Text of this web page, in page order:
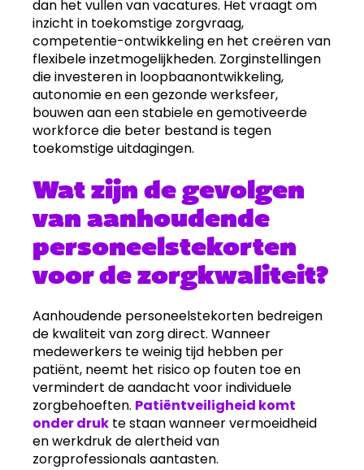
dan het vullen van vacatures. Het vraagt om
inzicht in toekomstige zorgvraag,
competentie-ontwikkeling en het creëren van
flexibele inzetmogelijkheden. Zorginstellingen
die investeren in loopbaanontwikkeling,
autonomie en een gezonde werksfeer,
bouwen aan een stabiele en gemotiveerde
workforce die beter bestand is tegen
toekomstige uitdagingen.
Wat zijn de gevolgen
van aanhoudende
personeelstekorten
voor de zorgkwaliteit?
Aanhoudende personeelstekorten bedreigen
de kwaliteit van zorg direct. Wanneer
medewerkers te weinig tijd hebben per
patiënt, neemt het risico op fouten toe en
vermindert de aandacht voor individuele
zorgbehoeften. Patiëntveiligheid komt
onder druk te staan wanneer vermoeidheid
en werkdruk de alertheid van
zorgprofessionals aantasten.